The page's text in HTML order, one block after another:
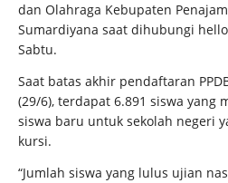
dan Olahraga Kebupaten
Sumardiyana saat dihubungi
Sabtu.
Saat batas akhir pendaftaran
(29/6), terdapat 6.891 siswa yang
siswa baru untuk sekolah negeri
kursi.
“Jumlah siswa yang lulus ujian